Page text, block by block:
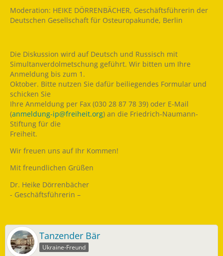
Moderation: HEIKE DÖRRENBÄCHER, Geschäftsführerin der
Deutschen Gesellschaft für Osteuropakunde, Berlin
Die Diskussion wird auf Deutsch und Russisch mit
Simultanverdolmetschung geführt. Wir bitten um Ihre
Anmeldung bis zum 1.
Oktober. Bitte nutzen Sie dafür beiliegendes Formular und
schicken Sie
Ihre Anmeldung per Fax (030 28 87 78 39) oder E-Mail
(anmeldung-ip@freiheit.org) an die Friedrich-Naumann-
Stiftung für die
Freiheit.
Wir freuen uns auf Ihr Kommen!
Mit freundlichen Grüßen
Dr. Heike Dörrenbächer
- Geschäftsführerin –
Tanzender Bär
Ukraine-Freund